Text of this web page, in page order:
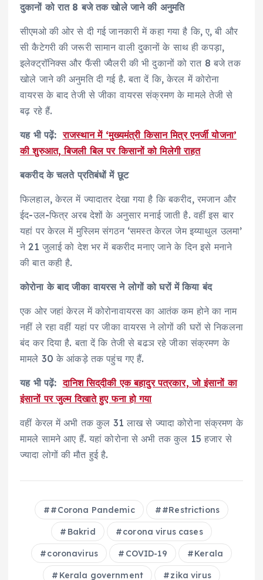
दुकानों को रात 8 बजे तक खोले जाने की अनुमति
सीएमओ की ओर से दी गई जानकारी में कहा गया है कि, ए, बी और
सी कैटेगरी की जरूरी सामान वाली दुकानों के साथ ही कपड़ा,
इलेक्ट्रॉनिक्स और फैंसी ज्वैलरी की भी दुकानों को रात 8 बजे तक
खोले जाने की अनुमति दी गई है. बता दें कि, केरल में कोरोना
वायरस के बाद तेजी से जीका वायरस संक्रमण के मामले तेजी से
बढ़ रहे हैं.
यह भी पढ़ें:राजस्थान में ‘मुख्यमंत्री किसान मित्र एनर्जी योजना’
की शुरुआत, बिजली बिल पर किसानों को मिलेगी राहत
बकरीद के चलते प्रतिबंधों में छूट
फिलहाल, केरल में ज्यादातर देखा गया है कि बकरीद, रमजान और
ईद-उल-फित्र अरब देशों के अनुसार मनाई जाती है. वहीं इस बार
यहां पर केरल में मुस्लिम संगठन ‘समस्त केरल जेम इय्याथुल उलमा’
ने 21 जुलाई को देश भर में बकरीद मनाए जाने के दिन इसे मनाने
की बात कही है.
कोरोना के बाद जीका वायरस ने लोगों को घरों में किया बंद
एक ओर जहां केरल में कोरोनावायरस का आतंक कम होने का नाम
नहीं ले रहा वहीं यहां पर जीका वायरस ने लोगों की घरों से निकलना
बंद कर दिया है. बता दें कि तेजी से बढञ रहे जीका संक्रमण के
मामले 30 के आंकड़े तक पहुंच गए हैं.
यह भी पढ़ें:दानिश सिद्​दीकी एक बहादुर पत्रकार, जो इंसानों का
इंसानों पर जुल्म दिखाते हुए फना हो गया
वहीं केरल में अभी तक कुल 31 लाख से ज्यादा कोरोना संक्रमण के
मामले सामने आए हैं. यहां कोरोना से अभी तक कुल 15 हजार से
ज्यादा लोगों की मौत हुई है.
#Corona Pandemic #Restrictions
Bakrid corona virus cases
coronavirus COVID-19 Kerala
Kerala government zika virus